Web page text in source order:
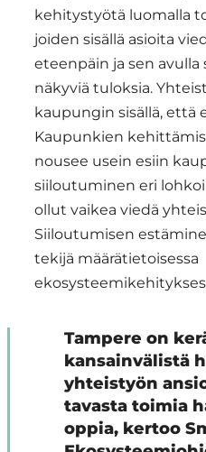
kehitystyötä luomalla
joiden sisällä asioita
eteenpäin ja sen avulla
näkyviä tuloksia.
kaupungin sisällä, että
Kaupunkien
nousee usein esiin
siiloutuminen eri
ollut vaikea viedä
Siiloutumisen
tekijä määrätietoisessa
Tampere on
kansainvälistä
yhteistyön
tavasta toimia
oppia, kertoo